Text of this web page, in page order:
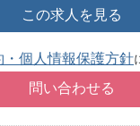
この求人を見る
・個人情報保護方針